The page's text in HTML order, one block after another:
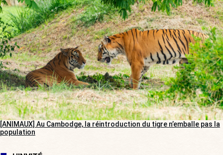
[ANIMAUX] Au Cambodge, la réintroduction du tigre n’emballe pas la
population